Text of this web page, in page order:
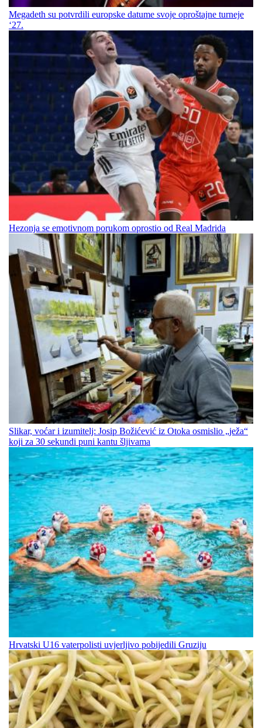
Megadeth su potvrdili europske datume svoje oproštajne turneje
‘27.
Hezonja se emotivnom porukom oprostio od Real Madrida
Slikar, voćar i izumitelj: Josip Božićević iz Otoka osmislio „ježa“
koji za 30 sekundi puni kantu šljivama
Hrvatski U16 vaterpolisti uvjerljivo pobijedili Gruziju